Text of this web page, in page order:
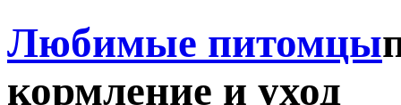
Любимые питомцы
кормление и уход